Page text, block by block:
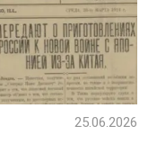
25.06.2026